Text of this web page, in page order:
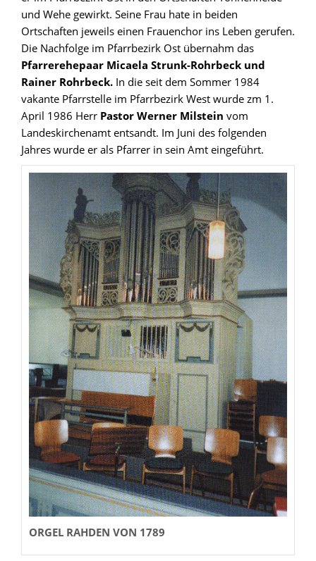
und Wehe gewirkt. Seine Frau hate in beiden
Ortschaften jeweils einen Frauenchor ins Leben gerufen.
Die Nachfolge im Pfarrbezirk Ost übernahm das
Pfarrerehepaar Micaela Strunk-Rohrbeck und
Rainer Rohrbeck. In die seit dem Sommer 1984
vakante Pfarrstelle im Pfarrbezirk West wurde zm 1.
April 1986 Herr Pastor Werner Milstein vom
Landeskirchenamt entsandt. Im Juni des folgenden
Jahres wurde er als Pfarrer in sein Amt eingeführt.
ORGEL RAHDEN VON 1789